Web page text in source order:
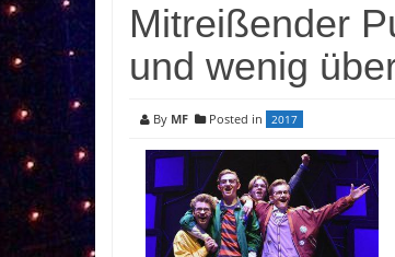
Mitreißender
und wenig
By MF Posted in 2017